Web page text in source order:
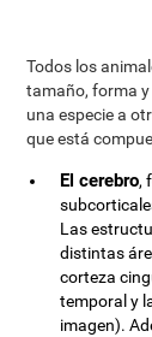
Todos los
tamaño, forma
una especie a
que está
El cerebro,
Las
distintas
corteza
temporal y
imagen).